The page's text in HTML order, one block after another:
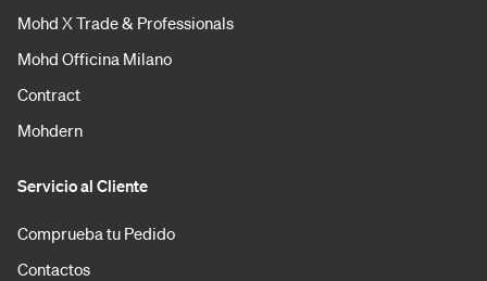
Mohd X Trade & Professionals
Mohd Officina Milano
Contract
Mohdern
Servicio al Cliente
Comprueba tu Pedido
Contactos